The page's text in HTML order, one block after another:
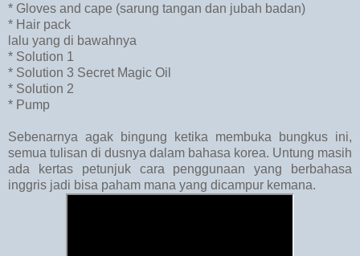
* Gloves and cape (sarung tangan dan jubah badan)
* Hair pack
lalu yang di bawahnya
* Solution 1
* Solution 3 Secret Magic Oil
* Solution 2
* Pump
Sebenarnya agak bingung ketika membuka bungkus ini,
semua tulisan di dusnya dalam bahasa korea. Untung masih
ada kertas petunjuk cara penggunaan yang berbahasa
inggris jadi bisa paham mana yang dicampur kemana.